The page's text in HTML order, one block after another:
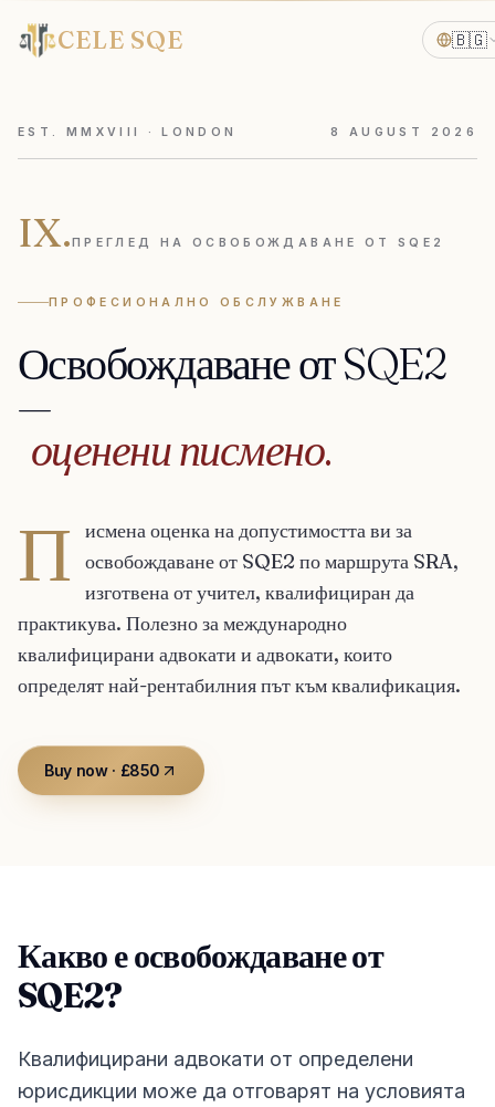
CELE SQE 🇧🇬
EST. MMXVIII · LONDON 8 AUGUST 2026
IX.ПРЕГЛЕД НА ОСВОБОЖДАВАНЕ ОТ SQE2
ПРОФЕСИОНАЛНО ОБСЛУЖВАНЕ
ОсвобождаванеотSQE2
—
оценениписмено.
П
исмена оценка на допустимостта ви за
освобождаване от SQE2 по маршрута SRA,
изготвена от учител, квалифициран да
практикува. Полезно за международно
квалифицирани адвокати и адвокати, които
определят най-рентабилния път към квалификация.
Buy now · £850
Какво е освобождаване от
SQE2?
Квалифицирани адвокати от определени
юрисдикции може да отговарят на условията